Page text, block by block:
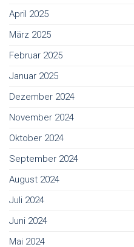
April 2025
März 2025
Februar 2025
Januar 2025
Dezember 2024
November 2024
Oktober 2024
September 2024
August 2024
Juli 2024
Juni 2024
Mai 2024